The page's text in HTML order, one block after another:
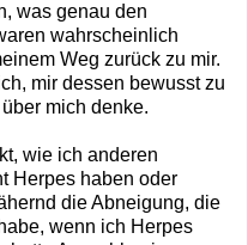
was genau den
wahrscheinlich
Weg zurück zu mir.
mir dessen bewusst zu
mich denke.
wie ich anderen
Herpes haben oder
die Abneigung, die
wenn ich Herpes